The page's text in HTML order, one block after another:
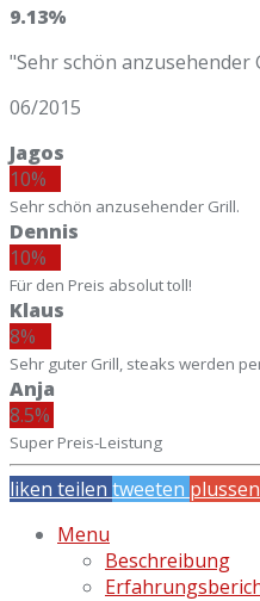
9.13%
"Sehr schön anzusehender
06/2015
Jagos
10%
Sehr schön anzusehender Grill.
Dennis
10%
Für den Preis absolut toll!
Klaus
8%
Sehr guter Grill, steaks werden
Anja
8.5%
Super Preis-Leistung
liken teilen tweeten plussen
Menu
Beschreibung